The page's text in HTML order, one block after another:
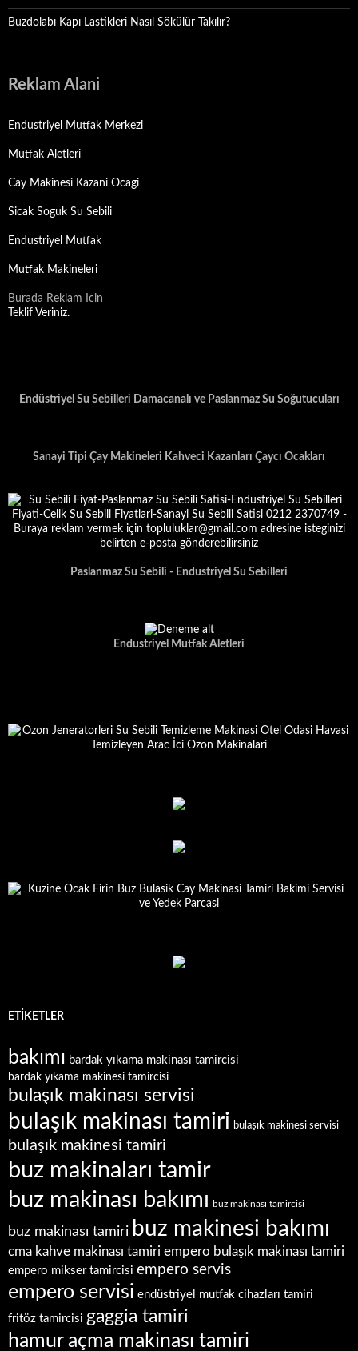
Buzdolabı Kapı Lastikleri Nasıl Sökülür Takılır?
Reklam Alani
Endustriyel Mutfak Merkezi
Mutfak Aletleri
Cay Makinesi Kazani Ocagi
Sicak Soguk Su Sebili
Endustriyel Mutfak
Mutfak Makineleri
Burada Reklam Icin
Teklif Veriniz.
Endüstriyel Su Sebilleri Damacanalı ve Paslanmaz Su Soğutucuları
Sanayi Tipi Çay Makineleri Kahveci Kazanları Çaycı Ocakları
Paslanmaz Su Sebili - Endustriyel Su Sebilleri
Endustriyel Mutfak Aletleri
ETIKETLER
bakımı bardak yıkama makinası tamircisi
bardak yıkama makinesi tamircisi
bulaşık makinası servisi
bulaşık makinası tamiri bulaşık makinesi servisi
bulaşık makinesi tamiri
buz makinaları tamir
buz makinası bakımı buz makinası tamircisi
buz makinası tamiri buz makinesi bakımı
cma kahve makinası tamiri empero bulaşık makinası tamiri
empero mikser tamircisi empero servis
empero servisi endüstriyel mutfak cihazları tamiri
fritöz tamircisi gaggia tamiri
hamur açma makinası tamiri